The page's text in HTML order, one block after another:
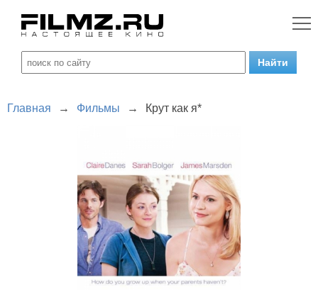
Главная → Фильмы → Крут как я*